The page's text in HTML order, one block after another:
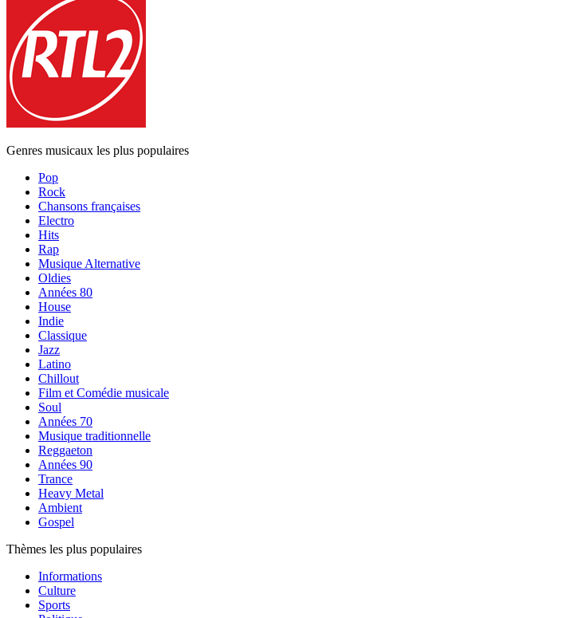
Genres musicaux les plus populaires
Pop
Rock
Chansons françaises
Electro
Hits
Rap
Musique Alternative
Oldies
Années 80
House
Indie
Classique
Jazz
Latino
Chillout
Film et Comédie musicale
Soul
Années 70
Musique traditionnelle
Reggaeton
Années 90
Trance
Heavy Metal
Ambient
Gospel
Thèmes les plus populaires
Informations
Culture
Sports